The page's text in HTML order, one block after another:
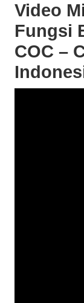
Video
Fungsi
COC –